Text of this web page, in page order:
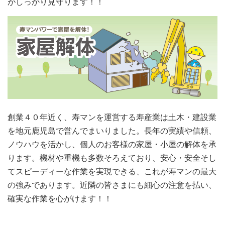
創業４０年近く、寿マンを運営する寿産業は土木・建設業
を地元鹿児島で営んでまいりました。長年の実績や信頼、
ノウハウを活かし、個人のお客様の家屋・小屋の解体を承
ります。機材や重機も多数そろえており、安心・安全そし
てスピーディーな作業を実現できる、これが寿マンの最大
の強みであります。近隣の皆さまにも細心の注意を払い、
確実な作業を心がけます！！